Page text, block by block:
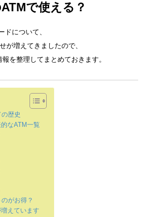
で使える？
ドについて、
が増えてきましたので、
を整理してまとめておきます。
歴史
なATM一覧
がお得？
えています